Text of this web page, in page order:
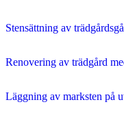
Stensättning av
Renovering av trädgård
Läggning av marksten på